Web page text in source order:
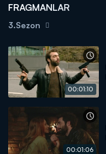
FRAGMANLAR
3.Sezon
00:01:10
00:01:06